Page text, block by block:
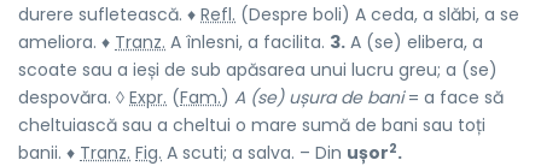
durere sufletească. ♦ Refl. (Despre boli) A ceda, a slăbi, a se
ameliora. ♦ Tranz. A înlesni, a facilita. 3. A (se) elibera, a
scoate sau a ieși de sub apăsarea unui lucru greu; a (se)
despovăra. ◊ Expr. (Fam.) A (se) ușura de bani= a face să
cheltuiască sau a cheltui o mare sumă de bani sau toți
banii. ♦ Tranz. Fig. A scuti; a salva. – Din ușor2.